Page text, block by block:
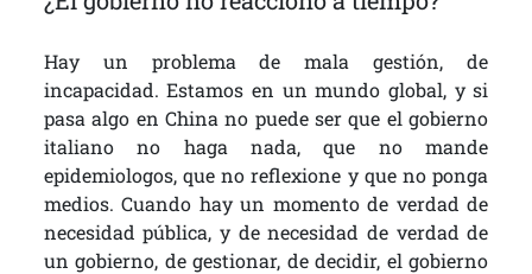
Hay un problema de mala gestión, de
incapacidad. Estamos en un mundo global, y si
pasa algo en China no puede ser que el gobierno
italiano no haga nada, que no mande
epidemiologos, que no reflexione y que no ponga
medios. Cuando hay un momento de verdad de
necesidad pública, y de necesidad de verdad de
un gobierno, de gestionar, de decidir, el gobierno